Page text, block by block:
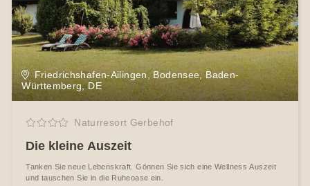
Friedrichshafen-Ailingen, Bodensee, Baden-
Württemberg, DE
Naturresort Gerbehof
Die kleine Auszeit
Tanken Sie neue Lebenskraft. Gönnen Sie sich eine Wellness Auszeit
und tauschen Sie in die Ruheoase ein.